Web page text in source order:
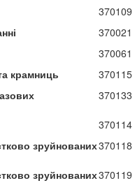
370109
370021
370061
крамниць
370115
370133
370114
зруйнованих370118
зруйнованих370119